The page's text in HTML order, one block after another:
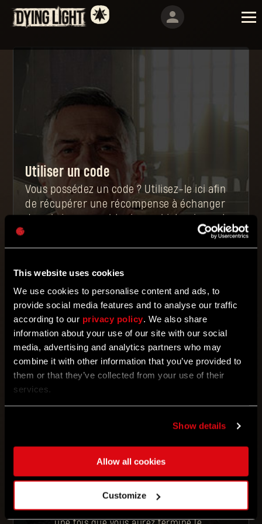
This website uses cookies
We use cookies to personalise content and ads, to
provide social media features and to analyse our traffic
according to our privacy policy. We also share
information about your use of our site with our social
media, advertising and analytics partners who may
combine it with other information that you’ve provided to
them or that they’ve collected from your use of their
services.
Show details
Allow all cookies
Customize
Utiliser un code
Vous possédez un code ? Utilisez-le ici afin
de récupérer une récompense à échanger
dans le jeu pour obtenir un objet unique et
SAISISSEZ VOTRE CODE
Associez votre compte
compte PlayStation™ Network,
Votre récompense DL1 apparaîtra dans
suffit de parler à l’intendant pour
l’échanger contre de nouveaux objets.
Quant à votre récompense DL2, vous
pourrez la trouver dans la planque